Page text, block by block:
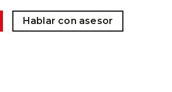
Hablar con asesor